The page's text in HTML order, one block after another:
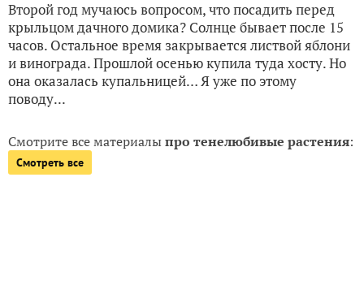
Второй год мучаюсь вопросом, что посадить перед
крыльцом дачного домика? Солнце бывает после 15
часов. Остальное время закрывается листвой яблони
и винограда. Прошлой осенью купила туда хосту. Но
она оказалась купальницей… Я уже по этому
поводу...
Смотрите все материалыпро тенелюбивые растения:
Смотреть все